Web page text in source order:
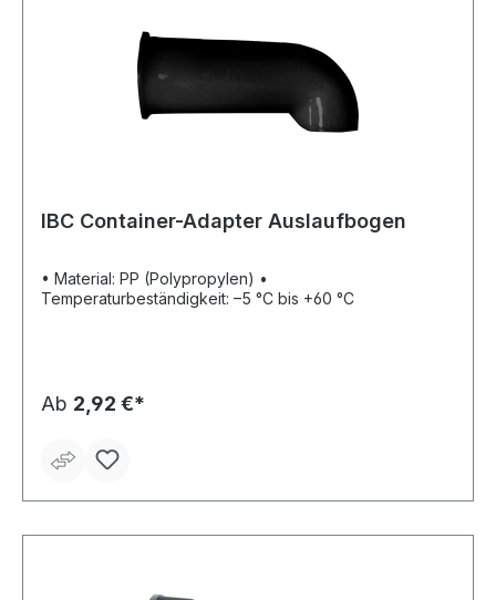
IBC Container-Adapter Auslaufbogen
• Material: PP (Polypropylen) •
Temperaturbeständigkeit: –5 °C bis +60 °C
Ab 2,92 €*